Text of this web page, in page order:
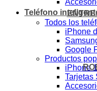
Teléfono
Todos los
iPhone
Google
Productos
iPhone
Tarjetas